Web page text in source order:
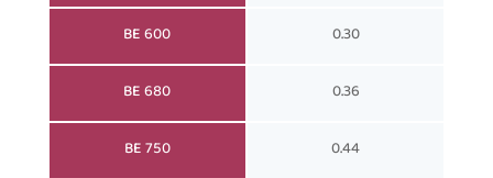
BE 600
BE 680
BE 750
0.30
0.36
0.44